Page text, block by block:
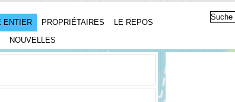
ENTIER PROPRIÉTAIRES
LE REPOS
NOUVELLES